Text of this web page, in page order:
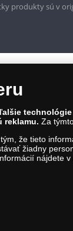
produkty sú v
811 07, Tel.:
DIČ: SK2023004302
reklamu. Za
že tieto
žiadny
nájdete v